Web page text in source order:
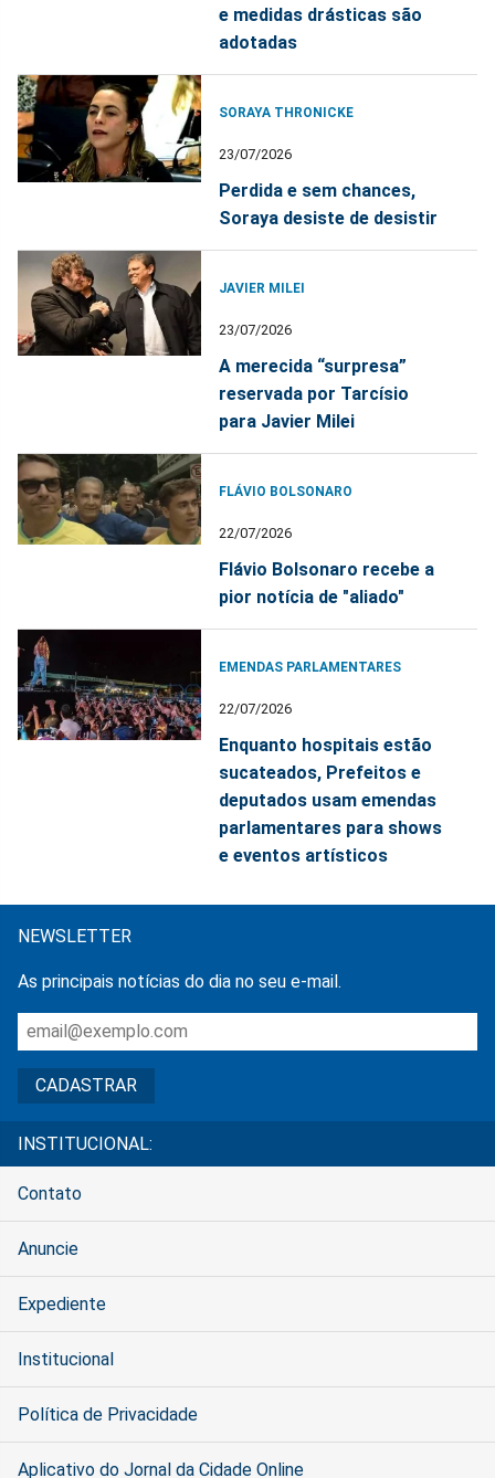
e medidas drásticas são
adotadas
SORAYA THRONICKE
23/07/2026
Perdida e sem chances,
Soraya desiste de desistir
JAVIER MILEI
23/07/2026
A merecida “surpresa”
reservada por Tarcísio
para Javier Milei
FLÁVIO BOLSONARO
22/07/2026
Flávio Bolsonaro recebe a
pior notícia de "aliado"
EMENDAS PARLAMENTARES
22/07/2026
Enquanto hospitais estão
sucateados, Prefeitos e
deputados usam emendas
parlamentares para shows
e eventos artísticos
NEWSLETTER
As principais notícias do dia no seu e-mail.
INSTITUCIONAL:
Contato
Anuncie
Expediente
Institucional
Política de Privacidade
Aplicativo do Jornal da Cidade Online